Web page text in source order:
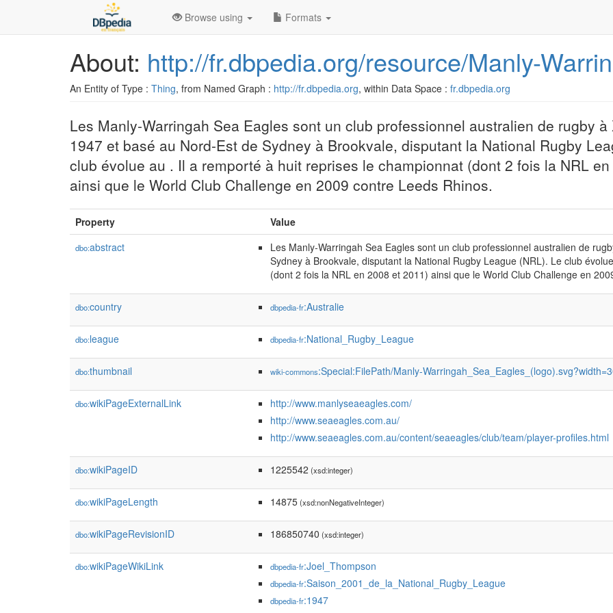
Browse using Formats
About: http://fr.dbpedia.org/resource/Manly-
An Entity of Type : Thing, from Named Graph : http://fr.dbpedia.org, within Data Space : fr.dbpedia.org
Les Manly-Warringah Sea Eagles sont un club professionnel australien de rugby à
1947 et basé au Nord-Est de Sydney à Brookvale, disputant la National Rugby
club évolue au . Il a remporté à huit reprises le championnat (dont 2 fois la NRL
ainsi que le World Club Challenge en 2009 contre Leeds Rhinos.
Property Value
dbo:abstract
Les Manly-Warringah Sea Eagles sont un club professionnel australien de
Sydney à Brookvale, disputant la National Rugby League (NRL). Le club
(dont 2 fois la NRL en 2008 et 2011) ainsi que le World Club Challenge en
dbo:country dbpedia-fr:Australie
dbo:league dbpedia-fr:National_Rugby_League
dbo:thumbnail wiki-commons:Special:FilePath/Manly-
dbo:wikiPageExternalLink
http://www.manlyseaeagles.com/
http://www.seaeagles.com.au/
http://www.seaeagles.com.au/content/seaeagles/club/team/player-profiles.html
dbo:wikiPageID 1225542 (xsd:integer)
dbo:wikiPageLength 14875(xsd:nonNegativeInteger)
dbo:wikiPageRevisionID 186850740 (xsd:integer)
dbo:wikiPageWikiLink dbpedia-fr:Joel_Thompson
dbpedia-fr:Saison_2001_de_la_National_Rugby_League
dbpedia-fr:1947